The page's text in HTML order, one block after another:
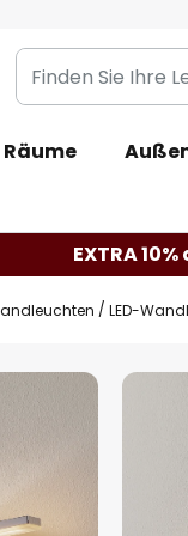
Finden
Sie
Leuchte...
Räume
EXTRA
LED-